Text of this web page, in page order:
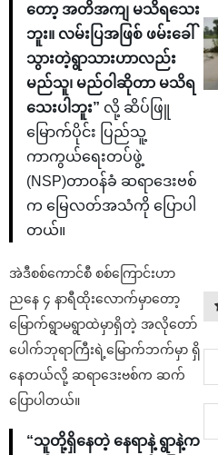
တော့ အတိအကျ မသိရသေး
ဘူး။ လမ်းပြအဖြစ် ဖမ်းခေါ်
သွားတဲ့ရွာသားဟာလည်း
မည်သူ၊ မည်ဝါဆိုတာ မသိရ
သေးပါဘူး” လို့ ဆိပ်ဖြူ
မြောက်ပိုင်း ပြည်သူ့
ကာကွယ်ရေးတပ်ဖွဲ့
(NSP)တာဝန်ခံ ဆရာဒေးဗစ်
က မြေလတ်အသံကို ပြောပါ
တယ်။
အဲဒီစစ်ကောင်စီ စစ်ကြောင်းဟာ
ညနေ ၄ နာရီထိုးလောက်မှာတော့
မြောက်ရွာမရွာထဲမှာရှိတဲ့ အလိုတော်
ပေါက်ဘုရာကြီးရဲ့မြောက်ဘက်မှာ ရှိ
နေတယ်လို့ ဆရာဒေးဗစ်က ဆက်
ပြောပါတယ်။
“သူတို့ရှိနေတဲ့ နေရာနဲ့ ရွာနဲ့က